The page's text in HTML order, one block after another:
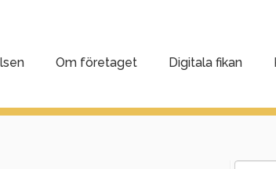
Om företaget Digitala fikan